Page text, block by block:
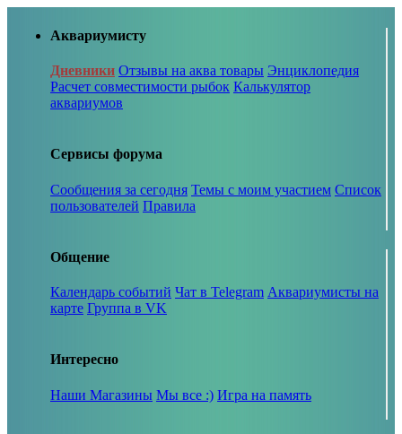
Аквариумисту
Дневники Отзывы на аква товары Энциклопедия
Расчет совместимости рыбок Калькулятор
аквариумов
Сервисы форума
Сообщения за сегодня Темы с моим участием Список
пользователей Правила
Общение
Календарь событий Чат в Telegram Аквариумисты на
карте Группа в VK
Интересно
Наши Магазины Мы все :) Игра на память